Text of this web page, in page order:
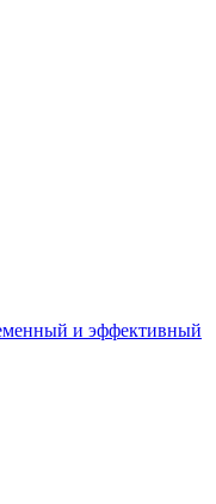
и эффективный